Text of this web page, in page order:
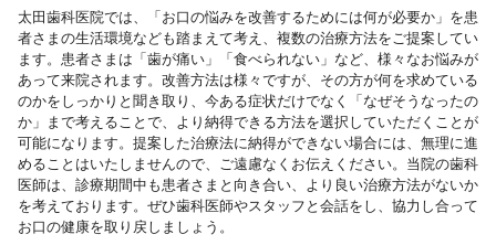
太田歯科医院では、「お口の悩みを改善するためには何が必要か」を患
者さまの生活環境なども踏まえて考え、複数の治療方法をご提案してい
ます。患者さまは「歯が痛い」「食べられない」など、様々なお悩みが
あって来院されます。改善方法は様々ですが、その方が何を求めている
のかをしっかりと聞き取り、今ある症状だけでなく「なぜそうなったの
か」まで考えることで、より納得できる方法を選択していただくことが
可能になります。提案した治療法に納得ができない場合には、無理に進
めることはいたしませんので、ご遠慮なくお伝えください。当院の歯科
医師は、診療期間中も患者さまと向き合い、より良い治療方法がないか
を考えております。ぜひ歯科医師やスタッフと会話をし、協力し合って
お口の健康を取り戻しましょう。